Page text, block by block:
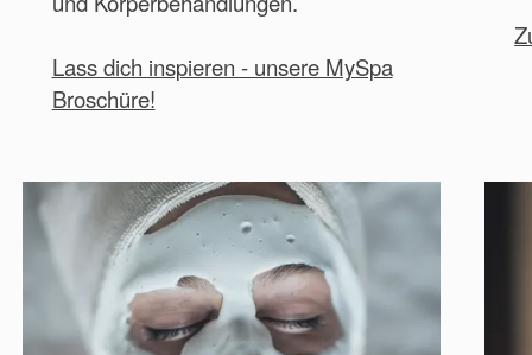
Lass dich inspieren - unsere MySpa
Broschüre!